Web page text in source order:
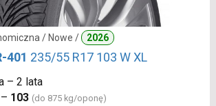
/ Nowe / 2026
401 235/55 R17 103 W XL
– 2 lata
103 (do 875 kg/oponę)